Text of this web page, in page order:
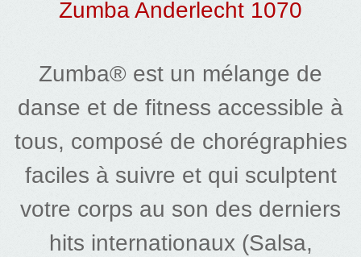
Zumba Anderlecht 1070
Zumba® est un mélange de
danse et de fitness accessible à
tous, composé de chorégraphies
faciles à suivre et qui sculptent
votre corps au son des derniers
hits internationaux (Salsa,